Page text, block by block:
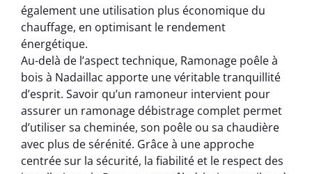
également une utilisation plus économique du
chauffage, en optimisant le rendement
énergétique.
Au-delà de l’aspect technique, Ramonage poêle à
bois à Nadaillac apporte une véritable tranquillité
d’esprit. Savoir qu’un ramoneur intervient pour
assurer un ramonage débistrage complet permet
d’utiliser sa cheminée, son poêle ou sa chaudière
avec plus de sérénité. Grâce à une approche
centrée sur la sécurité, la fiabilité et le respect des